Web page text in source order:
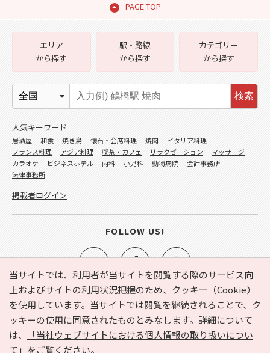
PAGE TOP
当サイトでは、利用者が当サイトを閲覧する際のサービス向
上およびサイトの利用状況把握のため、クッキー（Cookie）
を使用しています。当サイトでは閲覧を継続されることで、ク
ッキーの使用に同意されたものとみなします。詳細について
は、
「当社ウェブサイトにおける個人情報の取り扱いについ
て」 をご覧ください。
e-NAVITA（イーナビタ）とは？ お気に入り
ヘルプ
利用規約
個人情報の取り扱いについて
運営会社
サイトマップ
広告掲載に関するお問い合わせ
エリア
から探す
駅・路線
から探す
カテゴリー
から探す
検索
人気キーワード
居酒屋 和食 焼き鳥 懐石・会席料理 焼肉
イタリア料理
フランス料理
アジア料理 喫茶・カフェ リラクゼーション
マッサージ
カラオケ
ビジネスホテル 内科 小児科 動物病院
会計事務所
法律事務所
掲載者ログイン
FOLLOW US!